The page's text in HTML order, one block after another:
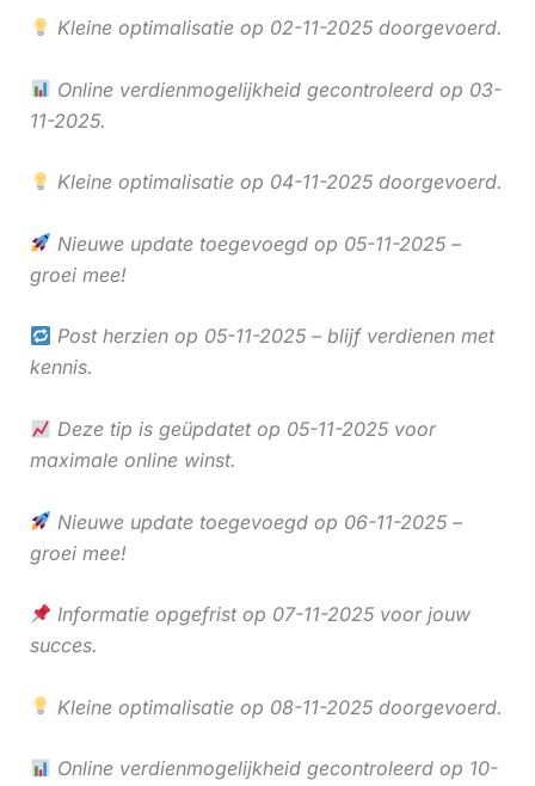
Kleine optimalisatie op 02-11-2025 doorgevoerd.
Online verdienmogelijkheid gecontroleerd op 03-
11-2025.
Kleine optimalisatie op 04-11-2025 doorgevoerd.
Nieuwe update toegevoegd op 05-11-2025 –
groei mee!
Post herzien op 05-11-2025 – blijf verdienen met
kennis.
Deze tip is geüpdatet op 05-11-2025 voor
maximale online winst.
Nieuwe update toegevoegd op 06-11-2025 –
groei mee!
Informatie opgefrist op 07-11-2025 voor jouw
succes.
Kleine optimalisatie op 08-11-2025 doorgevoerd.
Online verdienmogelijkheid gecontroleerd op 10-